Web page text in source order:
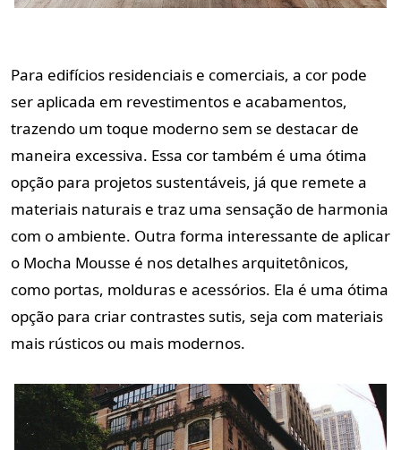
Para edifícios residenciais e comerciais, a cor pode
ser aplicada em revestimentos e acabamentos,
trazendo um toque moderno sem se destacar de
maneira excessiva. Essa cor também é uma ótima
opção para projetos sustentáveis, já que remete a
materiais naturais e traz uma sensação de harmonia
com o ambiente. Outra forma interessante de aplicar
o Mocha Mousse é nos detalhes arquitetônicos,
como portas, molduras e acessórios. Ela é uma ótima
opção para criar contrastes sutis, seja com materiais
mais rústicos ou mais modernos.